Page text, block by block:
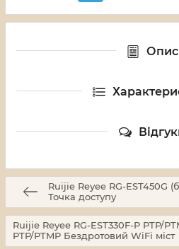
Опис
Ruijie Reyee RG-EST450G
Точка доступу
Ruijie Reyee RG-EST330F-P PTP/
PTP/PTMP Бездротовий WiFi міст